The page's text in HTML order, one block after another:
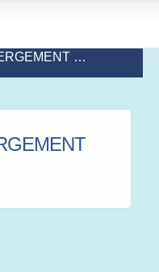
Informations CENTRE D'HEBERGEMENT DE L'ATELIER